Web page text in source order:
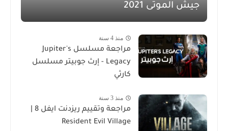
جيش الموتى 2021
منذ 4 سنة
مراجعة مسلسل Jupiter's
Legacy - إرث جوبيتر مسلسل
كارثي
منذ 3 سنة
Resident Evil Village